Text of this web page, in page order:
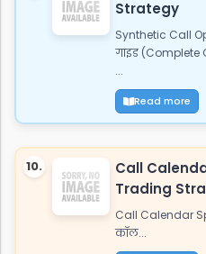
Strategy
Synthetic Call
गाइड (Complete
...
Read more
10.
Call
Trading
Call Calendar
कॉल...